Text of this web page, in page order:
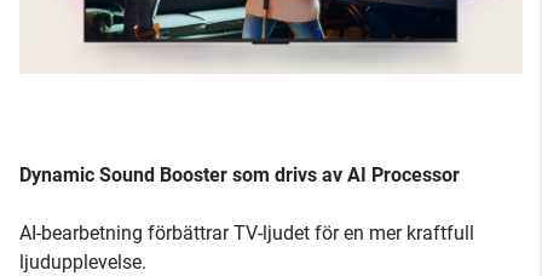
Dynamic Sound Booster som drivs av AI Processor
AI-bearbetning förbättrar TV-ljudet för en mer kraftfull
ljudupplevelse.